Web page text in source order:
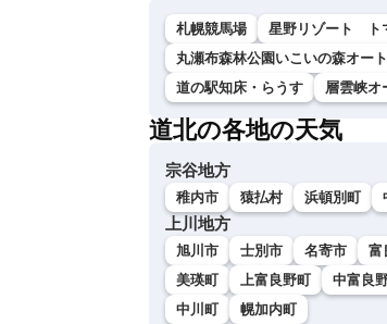
札幌競馬場 星野リゾート ト
丸瀬布森林公園いこいの森オー
道の駅知床・らうす
層雲峡オ
道北の各地の天気
宗谷地方
稚内市 猿払村 浜頓別町
上川地方
旭川市 士別市 名寄市 富
美瑛町
上富良野町 中富良
中川町
幌加内町